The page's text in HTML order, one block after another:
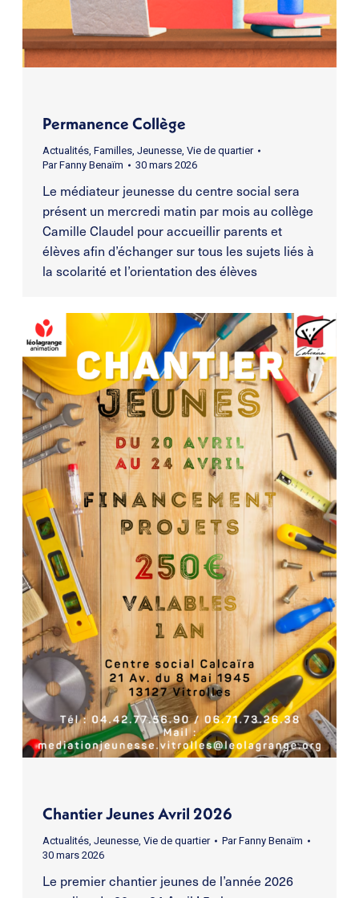
Permanence Collège
Actualités, Familles, Jeunesse, Vie de quartier
ParFanny Benaïm 30 mars 2026
Le médiateur jeunesse du centre social sera
présent un mercredi matin par mois au collège
Camille Claudel pour accueillir parents et
élèves afin d’échanger sur tous les sujets liés à
la scolarité et l’orientation des élèves
Chantier Jeunes Avril 2026
Actualités, Jeunesse, Vie de quartier ParFanny Benaïm
30 mars 2026
Le premier chantier jeunes de l’année 2026